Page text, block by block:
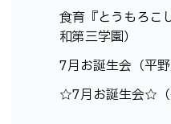
食育『とうもろこ
和第三学園）
7月お誕生会（平野
☆7月お誕生会☆（